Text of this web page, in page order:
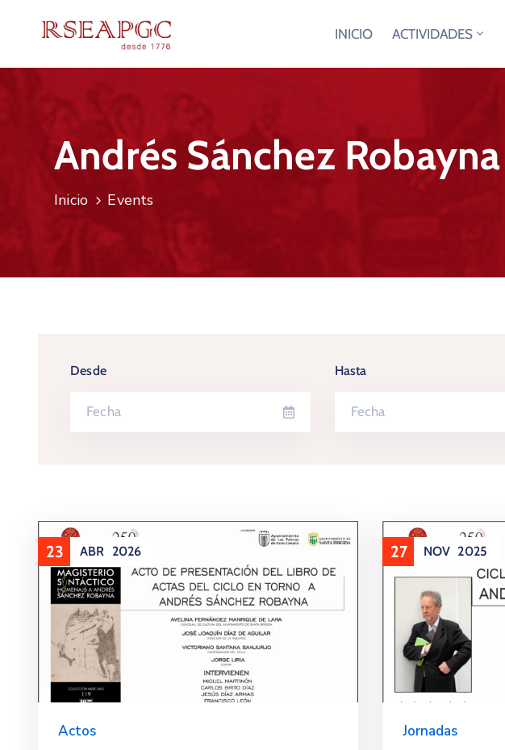
INICIO ACTIVIDADES
Andrés Sánchez Robayna
Inicio Events
Desde Hasta
23 ABR 2026
Actos
27 NOV 2025
Jornadas